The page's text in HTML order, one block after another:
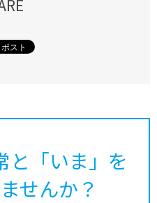
と「いま」を
せんか？